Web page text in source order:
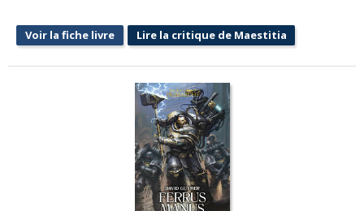
Voir la fiche livre Lire la critique de Maestitia